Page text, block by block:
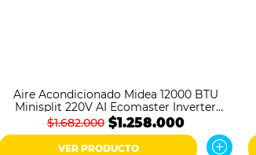
Aire Acondicionado Midea 12000 BTU
Minisplit 220V AI Ecomaster Inverter
MSGPB-12CRDN8-NQ0 Blanco
$1.682.000 $1.258.000
VER PRODUCTO